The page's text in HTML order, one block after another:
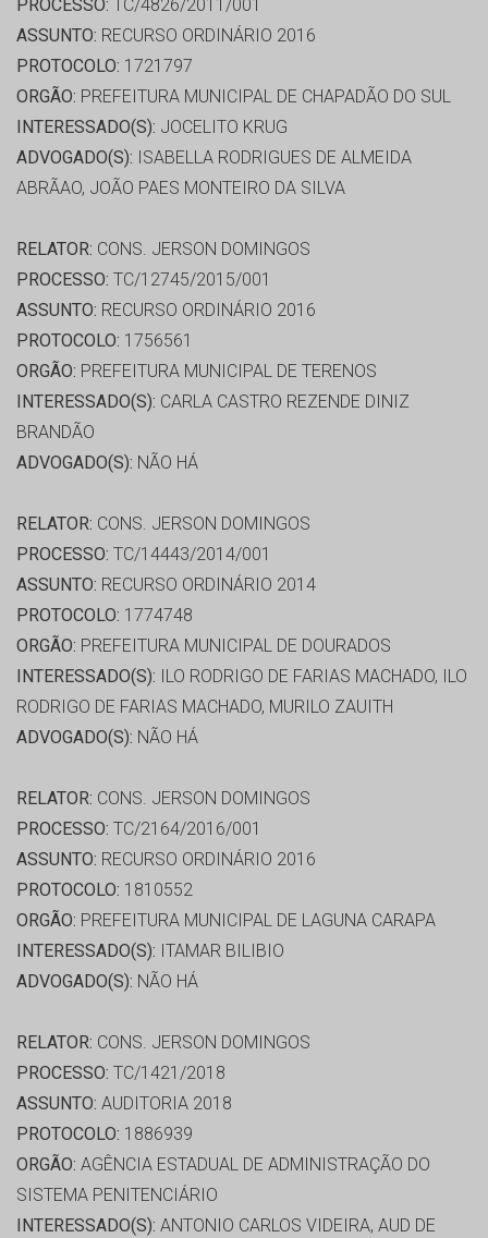
PROCESSO: TC/4826/2011/001
ASSUNTO: RECURSO ORDINÁRIO 2016
PROTOCOLO: 1721797
ORGÃO: PREFEITURA MUNICIPAL DE CHAPADÃO DO SUL
INTERESSADO(S): JOCELITO KRUG
ADVOGADO(S): ISABELLA RODRIGUES DE ALMEIDA
ABRÃAO, JOÃO PAES MONTEIRO DA SILVA
RELATOR: CONS. JERSON DOMINGOS
PROCESSO: TC/12745/2015/001
ASSUNTO: RECURSO ORDINÁRIO 2016
PROTOCOLO: 1756561
ORGÃO: PREFEITURA MUNICIPAL DE TERENOS
INTERESSADO(S): CARLA CASTRO REZENDE DINIZ
BRANDÃO
ADVOGADO(S): NÃO HÁ
RELATOR: CONS. JERSON DOMINGOS
PROCESSO: TC/14443/2014/001
ASSUNTO: RECURSO ORDINÁRIO 2014
PROTOCOLO: 1774748
ORGÃO: PREFEITURA MUNICIPAL DE DOURADOS
INTERESSADO(S): ILO RODRIGO DE FARIAS MACHADO, ILO
RODRIGO DE FARIAS MACHADO, MURILO ZAUITH
ADVOGADO(S): NÃO HÁ
RELATOR: CONS. JERSON DOMINGOS
PROCESSO: TC/2164/2016/001
ASSUNTO: RECURSO ORDINÁRIO 2016
PROTOCOLO: 1810552
ORGÃO: PREFEITURA MUNICIPAL DE LAGUNA CARAPA
INTERESSADO(S): ITAMAR BILIBIO
ADVOGADO(S): NÃO HÁ
RELATOR: CONS. JERSON DOMINGOS
PROCESSO: TC/1421/2018
ASSUNTO: AUDITORIA 2018
PROTOCOLO: 1886939
ORGÃO: AGÊNCIA ESTADUAL DE ADMINISTRAÇÃO DO
SISTEMA PENITENCIÁRIO
INTERESSADO(S): ANTONIO CARLOS VIDEIRA, AUD DE